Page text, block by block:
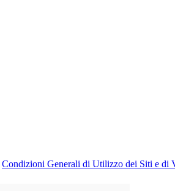
Condizioni Generali di Utilizzo dei Siti e di